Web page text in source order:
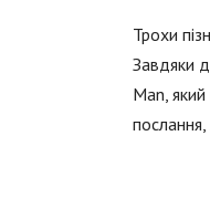
Трохи
Завдяки
Man,